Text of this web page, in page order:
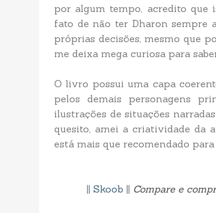
por algum tempo, acredito que
fato de não ter Dharon sempre
próprias decisões, mesmo que
me deixa mega curiosa para
O livro possui uma capa
pelos demais personagens
ilustrações de situações
quesito, amei a criatividade da
está mais que recomendado
||Skoob || Compare e